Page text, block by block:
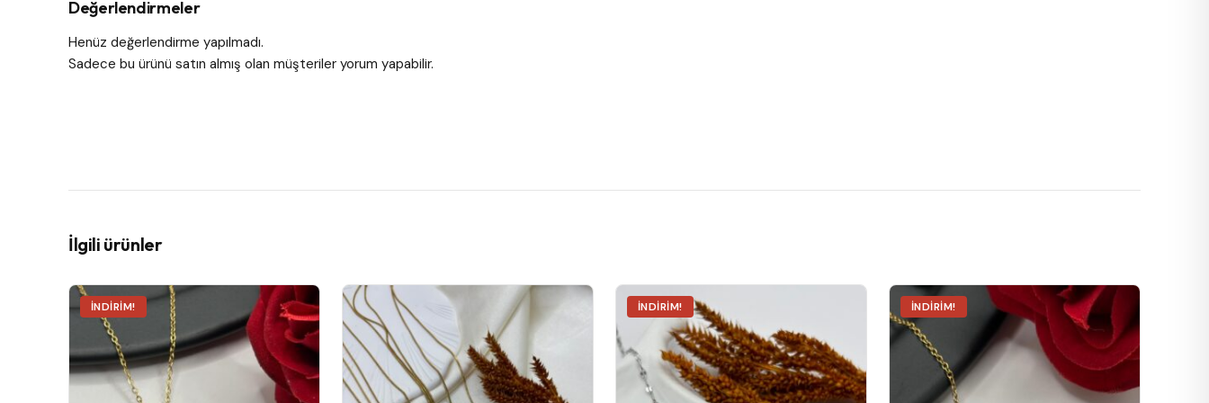
Değerlendirmeler
Henüz değerlendirme yapılmadı.
Sadece bu ürünü satın almış olan müşteriler yorum yapabilir.
İlgili ürünler
İNDIRIM!
Bu
ürünün
birden
fazla
varyasyonu
İNDIRIM! İNDIRIM!